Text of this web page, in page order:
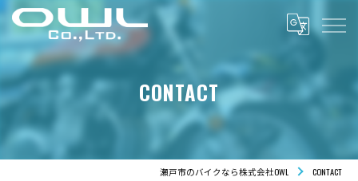
CONTACT
瀬戸市のバイクなら株式会社OWL CONTACT